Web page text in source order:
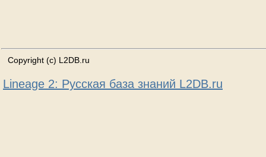
Copyright (c) L2DB.ru
Lineage 2: Русская база знаний L2DB.ru